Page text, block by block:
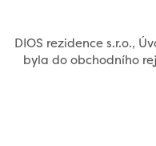
DIOS rezidence s.r.o.,
byla do obchodního